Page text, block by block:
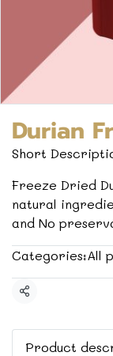
Durian
Short
Freeze Dried
natural
and No
Categories:All
Share
Product